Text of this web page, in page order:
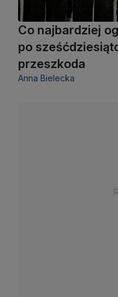
Co najbardziej
po
przeszkoda
Anna Bielecka